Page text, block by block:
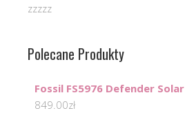
zzzzz
Polecane Produkty
Fossil FS5976 Defender Solar
849.00zł